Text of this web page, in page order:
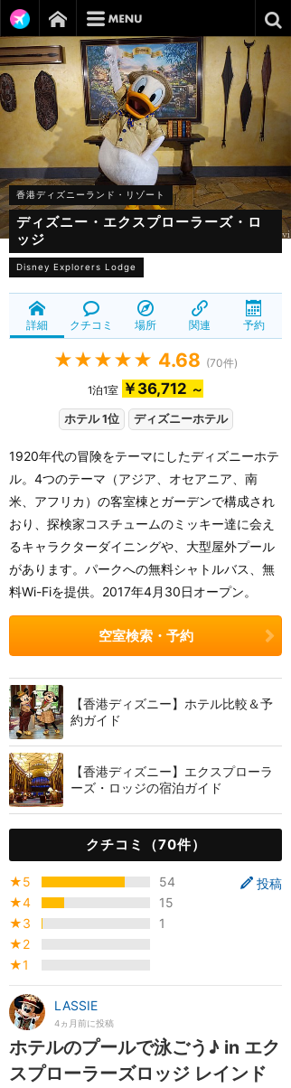
香港ディズニーランド・リゾート
ディズニー・エクスプローラーズ・ロ
ッジ
Disney Explorers Lodge
詳細 クチコミ 場所 関連 予約
★★★★★ 4.68 (70件)
1泊1室 ￥36,712 ～
ホテル 1位 ディズニーホテル
1920年代の冒険をテーマにしたディズニーホテ
ル。4つのテーマ（アジア、オセアニア、南
米、アフリカ）の客室棟とガーデンで構成され
おり、探検家コスチュームのミッキー達に会え
るキャラクターダイニングや、大型屋外プール
があります。パークへの無料シャトルバス、無
料Wi-Fiを提供。2017年4月30日オープン。
空室検索・予約
【香港ディズニー】ホテル比較＆予
約ガイド
【香港ディズニー】エクスプローラ
ーズ・ロッジの宿泊ガイド
クチコミ（70件）
投稿
★5
54
★4
15
★3
1
★2
★1
LASSIE
4ヵ月前に投稿
ホテルのプールで泳ごう♪ in エク
スプローラーズロッジ レインド